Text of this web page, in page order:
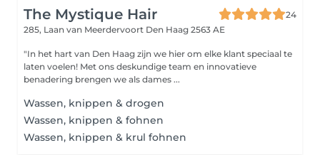
The Mystique Hair
24
285, Laan van Meerdervoort Den Haag 2563 AE
"In het hart van Den Haag zijn we hier om elke klant speciaal te
laten voelen! Met ons deskundige team en innovatieve
benadering brengen we als dames ...
Wassen, knippen & drogen
Wassen, knippen & fohnen
Wassen, knippen & krul fohnen